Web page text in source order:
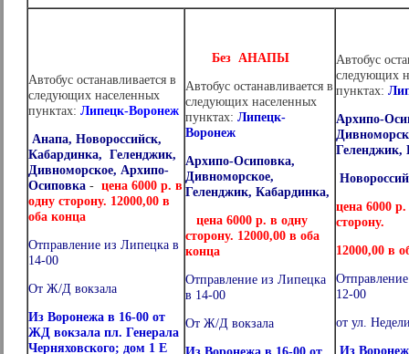
Автобус останавливается в
следующих населенных
пунктах: Липецк-Воронеж
Анапа, Новороссийск,
Кабардинка, Геленджик,
Дивноморское, Архипо-
Осиповка - цена 6000 р. в
одну сторону. 12000,00 в
оба конца
Отправление из Липецка в
14-00
От Ж/Д вокзала
Из Воронежа в 16-00 от
ЖД вокзала пл. Генерала
Черняховского; дом 1 Е
Без АНАПЫ
Автобус останавливается в
следующих населенных
пунктах: Липецк-
Воронеж
Архипо-Осиповка,
Дивноморское,
Геленджик, Кабардинка,
цена 6000 р. в одну
сторону. 12000,00 в оба
конца
Отправление из Липецка
в 14-00
От Ж/Д вокзала
Автобус
следующих
пунктах:
Архипо-
Геленджик,
цена 6000
сторону.
12000,00 в
12-00
от ул.
Из